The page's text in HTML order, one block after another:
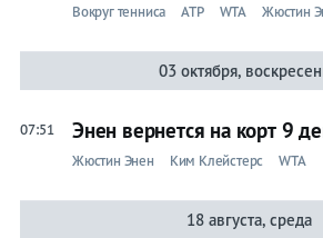
Вокруг тенниса ATP WTA Жюстин
03 октября,
07:51 Энен вернется на корт 9
Жюстин Энен Ким Клейстерс WTA
18 августа, среда